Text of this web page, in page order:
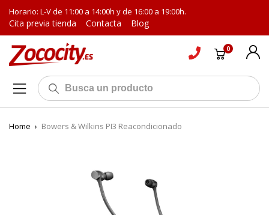
Horario: L-V de 11:00 a 14:00h y de 16:00 a 19:00h.
Cita previa tienda Contacta Blog
0
Home › Bowers & Wilkins PI3 Reacondicionado